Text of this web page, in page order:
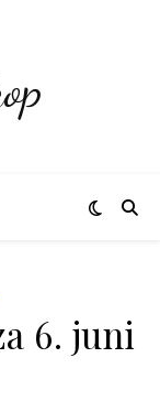
6. juni